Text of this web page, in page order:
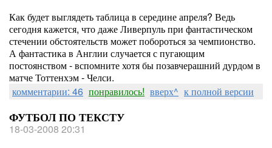
Как будет выглядеть таблица в середине апреля? Ведь
сегодня кажется, что даже Ливерпуль при фантастическом
стечении обстоятельств может побороться за чемпионство.
А фантастика в Англии случается с пугающим
постоянством - вспомните хотя бы позавчерашний дурдом в
матче Тоттенхэм - Челси.
комментарии: 46 понравилось! вверх^ к полной версии
ФУТБОЛ ПО ТЕКСТУ
18-03-2008 20:31